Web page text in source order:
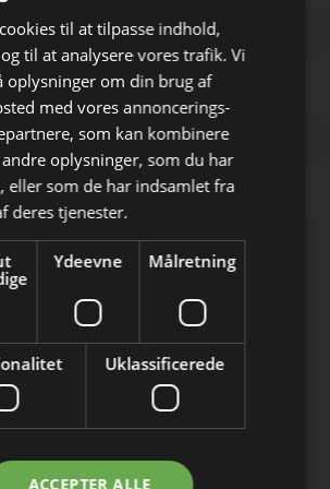
hver uge
nyheder fra
& Data
i din indbakke
modtager allerede
AC/DC strømtransducere 'knuser' Hall-
4G LTE Cat 1 bis
i SOP Advance pakninger
til en autonom mobil robot
til at tilpasse indhold,
til at analysere vores trafik. Vi
oplysninger om din brug af
med vores annoncerings-
som kan kombinere
oplysninger, som du har
eller som de har indsamlet fra
deres tjenester.
Ydeevne Målretning
Uklassificerede
ACCEPTER ALLE